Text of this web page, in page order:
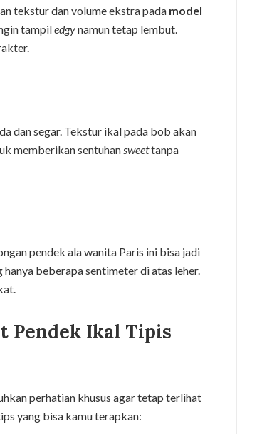
tekstur dan volume ekstra pada model
tampiledgynamun tetap lembut.
dan segar. Tekstur ikal pada bob akan
memberikan sentuhansweettanpa
pendek ala wanita Paris ini bisa jadi
beberapa sentimeter di atas leher.
Pendek Ikal Tipis
perhatian khusus agar tetap terlihat
yang bisa kamu terapkan: